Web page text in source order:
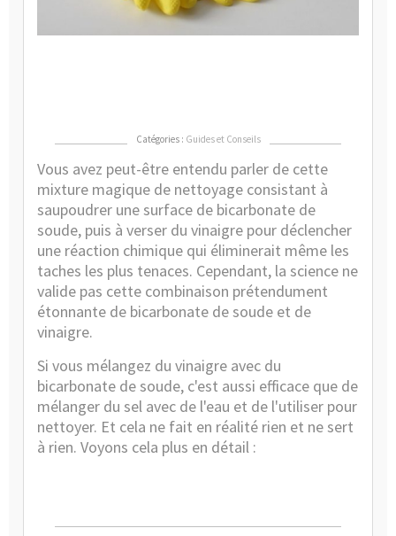
Catégories : Guides et Conseils
Vous avez peut-être entendu parler de cette
mixture magique de nettoyage consistant à
saupoudrer une surface de bicarbonate de
soude, puis à verser du vinaigre pour déclencher
une réaction chimique qui éliminerait même les
taches les plus tenaces. Cependant, la science ne
valide pas cette combinaison prétendument
étonnante de bicarbonate de soude et de
vinaigre.
Si vous mélangez du vinaigre avec du
bicarbonate de soude, c'est aussi efficace que de
mélanger du sel avec de l'eau et de l'utiliser pour
nettoyer. Et cela ne fait en réalité rien et ne sert
à rien. Voyons cela plus en détail :